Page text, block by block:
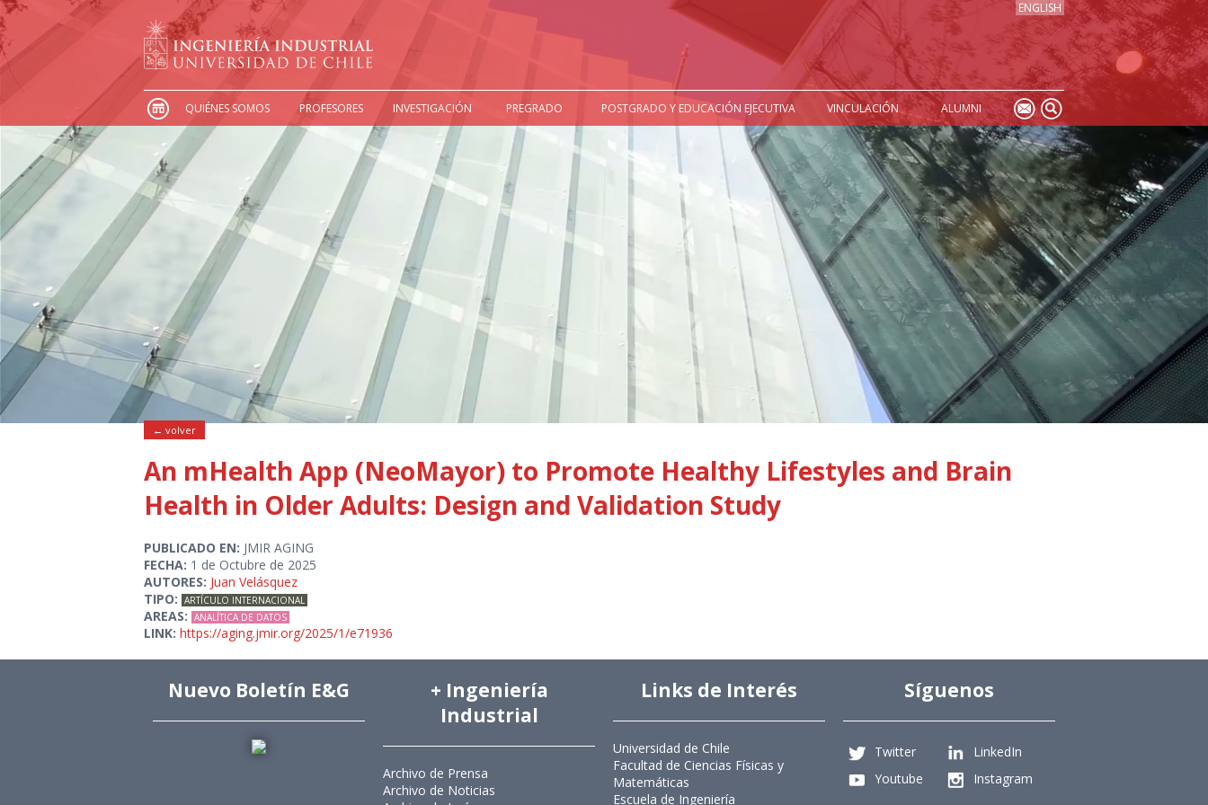
ENGLISH
QUIÉNES SOMOS PROFESORES INVESTIGACIÓN PREGRADO POSTGRADO Y EDUCACIÓN EJECUTIVA VINCULACIÓN ALUMNI
← volver
An mHealth App (NeoMayor) to Promote Healthy Lifestyles and Brain
Health in Older Adults: Design and Validation Study
PUBLICADO EN: JMIR AGING
FECHA: 1 de Octubre de 2025
AUTORES: Juan Velásquez
TIPO: ARTÍCULO INTERNACIONAL
AREAS: ANALÍTICA DE DATOS
LINK: https://aging.jmir.org/2025/1/e71936
Nuevo Boletín E&G
+ Ingeniería
Industrial
Archivo de Prensa
Archivo de Noticias
Links de Interés
Universidad de Chile
Facultad de Ciencias Físicas y
Matemáticas
Escuela de Ingeniería
Síguenos
Twitter
LinkedIn
Youtube
Instagram